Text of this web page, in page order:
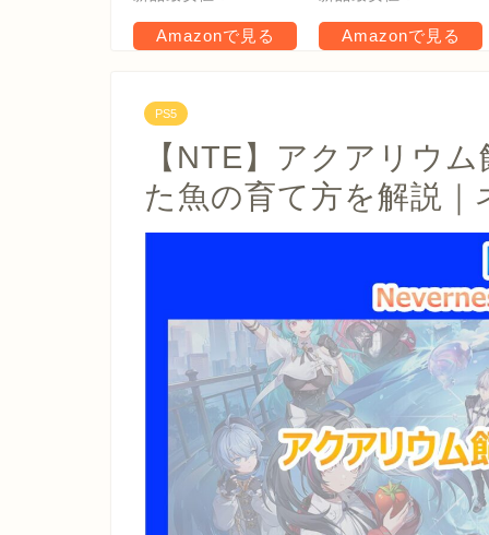
Amazonで見る Amazonで見る
PS5
【NTE】アクアリウ
た魚の育て方を解説｜